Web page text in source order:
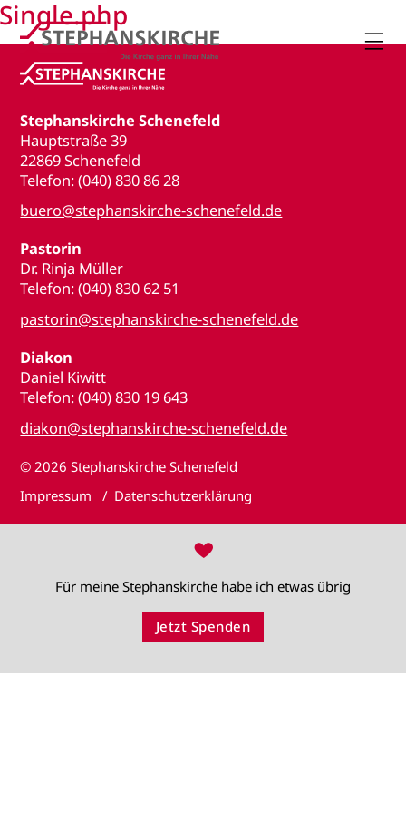

Stephanskirche Schenefeld
Hauptstraße 39
22869 Schenefeld
Telefon: (040) 830 86 28
buero@stephanskirche-schenefeld.de
Pastorin
Dr. Rinja Müller
Telefon: (040) 830 62 51
pastorin@stephanskirche-schenefeld.de
Diakon
Daniel Kiwitt
Telefon: (040) 830 19 643
diakon@stephanskirche-schenefeld.de
© 2026 Stephanskirche Schenefeld
Impressum
Datenschutzerklärung
♥
Für meine Stephanskirche habe ich etwas übrig
Jetzt Spenden